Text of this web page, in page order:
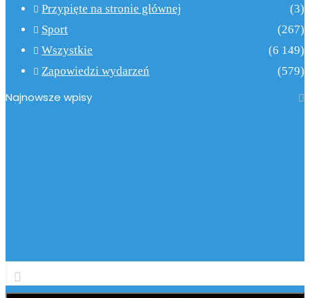
Przypięte na stronie głównej
(3)
Sport
(267)
Wszystkie
(6 149)
Zapowiedzi wydarzeń
(579)
Najnowsze wpisy
swój
adres